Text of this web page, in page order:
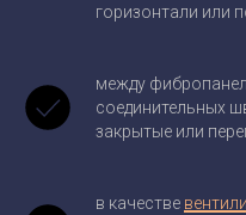
горизонтали или
между
соединительных
закрытые или
в качестве